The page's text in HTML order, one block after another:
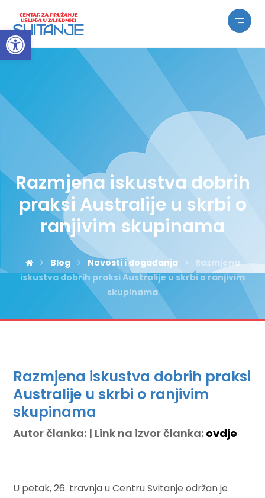
Open toolbar
Razmjena iskustva dobrih
praksi Australije u skrbi o
ranjivim skupinama
Blog Novosti i događanja
Razmjena
iskustva dobrih praksi Australije u skrbi o ranjivim
skupinama
Razmjena iskustva dobrih praksi
Australije u skrbi o ranjivim
skupinama
Autor članka: | Link na izvor članka: ovdje
U petak, 26. travnja u Centru Svitanje održan je